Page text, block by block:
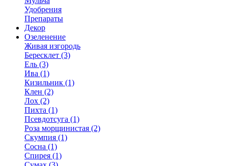
Удобрения
Препараты
Декор
Озеленение
Живая изгородь
Бересклет (3)
Ель (3)
Ива (1)
Кизильник (1)
Клен (2)
Лох (2)
Пихта (1)
Псевдотсуга (1)
Роза морщинистая (2)
Скумпия (1)
Сосна (1)
Спирея (1)